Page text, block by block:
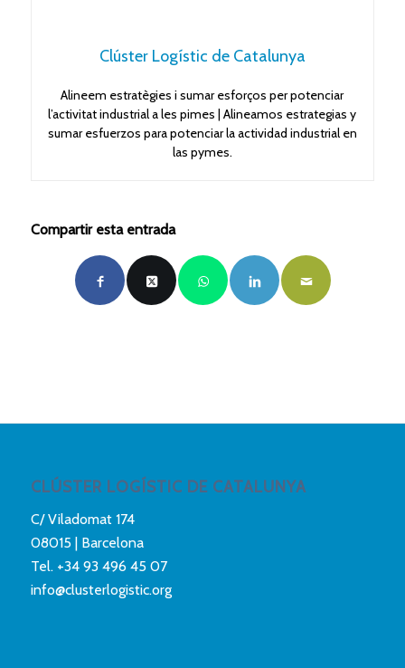
Clúster Logístic de Catalunya
Alineem estratègies i sumar esforços per potenciar
l’activitat industrial a les pimes | Alineamos estrategias y
sumar esfuerzos para potenciar la actividad industrial en
las pymes.
Compartir esta entrada
CLÚSTER LOGÍSTIC DE CATALUNYA
C/ Viladomat 174
08015 | Barcelona
Tel. +34 93 496 45 07
info@clusterlogistic.org